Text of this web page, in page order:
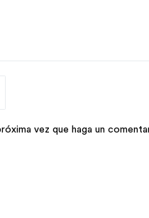
vez que haga un